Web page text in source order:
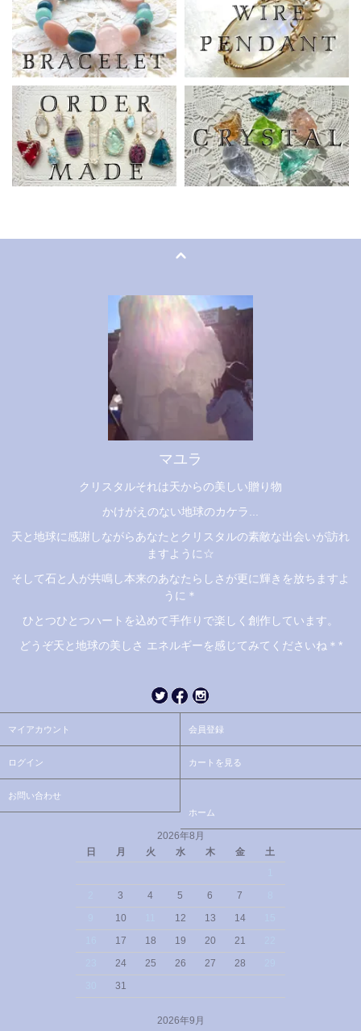
マユラ
クリスタルそれは天からの美しい贈り物
かけがえのない地球のカケラ...
天と地球に感謝しながらあなたとクリスタルの素敵な出会いが訪れ
ますように☆
そして石と人が共鳴し本来のあなたらしさが更に輝きを放ちますよ
うに＊
ひとつひとつハートを込めて手作りで楽しく創作しています。
どうぞ天と地球の美しさ エネルギーを感じてみてくださいね＊*
マイアカウント 会員登録
ログイン カートを見る
お問い合わせ
ホーム
2026年8月
日
月 火 水 木 金
土
3 4 5 6 7
10 12 13 14
17 18 19 20 21
24 25 26 27 28
31
2026年9月